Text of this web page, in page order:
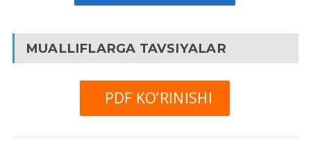
MUALLIFLARGA TAVSIYALAR
PDF KO’RINISHI